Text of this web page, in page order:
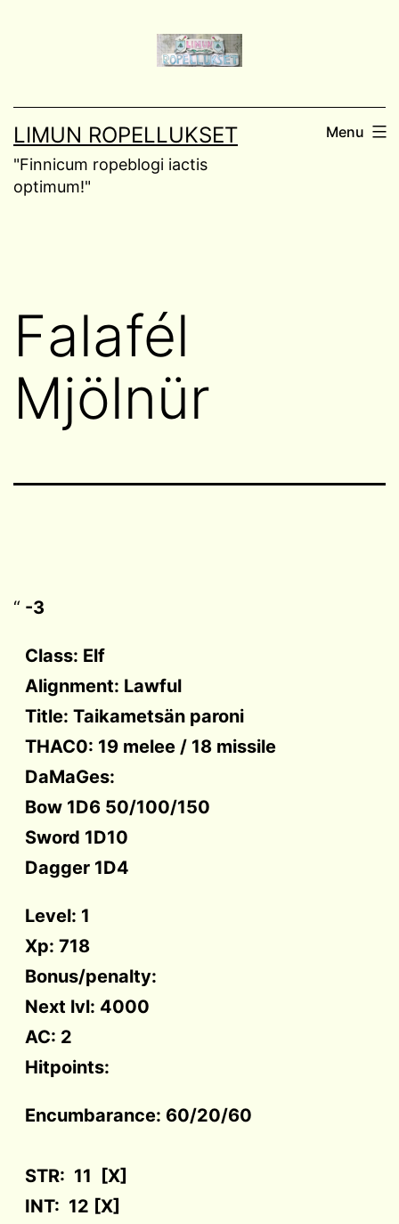
LIMUN ROPELLUKSET
"Finnicum ropeblogi iactis
optimum!"
Menu
Falafél
Mjölnür
-3
Class: Elf
Alignment: Lawful
Title: Taikametsän paroni
THAC0: 19 melee / 18 missile
DaMaGes:
Bow 1D6 50/100/150
Sword 1D10
Dagger 1D4
Level: 1
Xp: 718
Bonus/penalty:
Next lvl: 4000
AC: 2
Hitpoints:
Encumbarance: 60/20/60
STR: 11 [X]
INT: 12 [X]